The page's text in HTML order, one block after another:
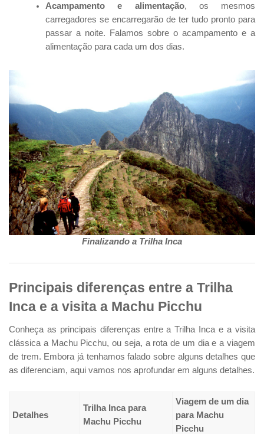
Acampamento e alimentação, os mesmos
carregadores se encarregarão de ter tudo pronto para
passar a noite. Falamos sobre o acampamento e a
alimentação para cada um dos dias.
Finalizando a Trilha Inca
Principais diferenças entre a Trilha
Inca e a visita a Machu Picchu
Conheça as principais diferenças entre a Trilha Inca e a visita
clássica a Machu Picchu, ou seja, a rota de um dia e a viagem
de trem. Embora já tenhamos falado sobre alguns detalhes que
as diferenciam, aqui vamos nos aprofundar em alguns detalhes.
Detalhes
Trilha Inca para
Machu Picchu
Viagem de um dia
para Machu
Picchu